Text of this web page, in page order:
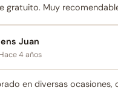
gratuito. Muy
Juan
Hace 4 años
en diversas ocasiones,